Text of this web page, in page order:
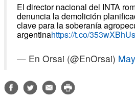
El director nacional del INTA
denuncia la demolición
clave para la soberanía
argentinahttps://t.co/
— En Orsai (@EnOrsai)